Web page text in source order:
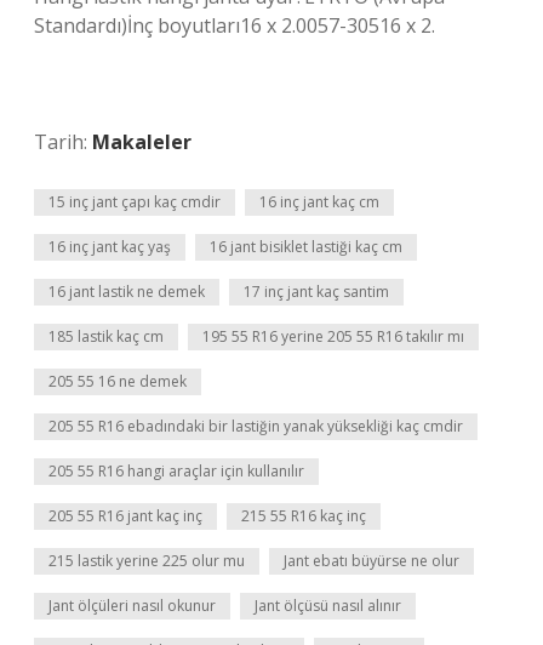
Standardı)İnç boyutları16 x 2.0057-30516 x 2.
Tarih: Makaleler
15 inç jant çapı kaç cmdir 16 inç jant kaç cm
16 inç jant kaç yaş 16 jant bisiklet lastiği kaç cm
16 jant lastik ne demek 17 inç jant kaç santim
185 lastik kaç cm 195 55 R16 yerine 205 55 R16 takılır mı
205 55 16 ne demek
205 55 R16 ebadındaki bir lastiğin yanak yüksekliği kaç cmdir
205 55 R16 hangi araçlar için kullanılır
205 55 R16 jant kaç inç 215 55 R16 kaç inç
215 lastik yerine 225 olur mu Jant ebatı büyürse ne olur
Jant ölçüleri nasıl okunur Jant ölçüsü nasıl alınır